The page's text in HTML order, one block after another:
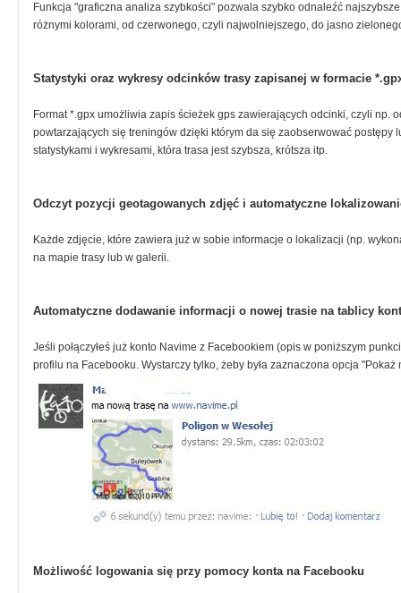
Funkcja "graficzna analiza szybkości" pozwala szybko odnaleźć
różnymi kolorami, od czerwonego, czyli najwolniejszego, do jasno
Statystyki oraz wykresy odcinków trasy zapisanej w formacie
Format *.gpx umożliwia zapis ścieżek gps zawierających odcinki, czyli
powtarzających się treningów dzięki którym da się zaobserwować postępy
statystykami i wykresami, która trasa jest szybsza, krótsza itp.
Odczyt pozycji geotagowanych zdjęć i automatyczne
Każde zdjęcie, które zawiera już w sobie informacje o lokalizacji (np.
na mapie trasy lub w galerii.
Automatyczne dodawanie informacji o nowej trasie na tablicy
Jeśli połączyłeś już konto Navime z Facebookiem (opis w poniższym
profilu na Facebooku. Wystarczy tylko, żeby była zaznaczona opcja
Możliwość logowania się przy pomocy konta na Facebooku